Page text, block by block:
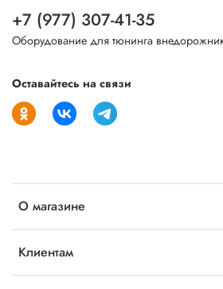
О магазине
Клиентам
+7 (977) 307-41-35
Оборудование для тюнинга
Оставайтесь на связи